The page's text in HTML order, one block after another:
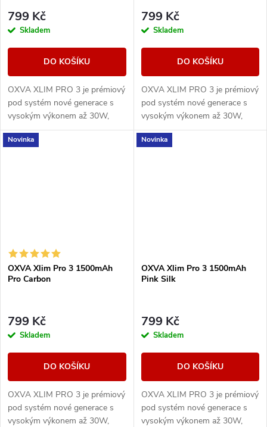
799 Kč
Skladem
DO KOŠÍKU
OXVA XLIM PRO 3 je prémiový
pod systém nové generace s
vysokým výkonem až 30W,
extrémně rychlým nabíjením a
1500mAh baterií.
799 Kč
Skladem
DO KOŠÍKU
OXVA XLIM PRO 3 je prémiový
pod systém nové generace s
vysokým výkonem až 30W,
extrémně rychlým nabíjením a
1500mAh baterií.
Novinka
OXVA Xlim Pro 3 1500mAh
Pro Carbon
799 Kč
Skladem
DO KOŠÍKU
OXVA XLIM PRO 3 je prémiový
pod systém nové generace s
vysokým výkonem až 30W,
Novinka
OXVA Xlim Pro 3 1500mAh
Pink Silk
799 Kč
Skladem
DO KOŠÍKU
OXVA XLIM PRO 3 je prémiový
pod systém nové generace s
vysokým výkonem až 30W,